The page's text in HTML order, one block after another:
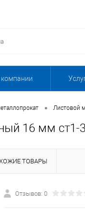
• Листовой
16 мм ст1-
ТОВАРЫ
Отзывов: 0